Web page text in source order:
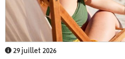
29 juillet 2026